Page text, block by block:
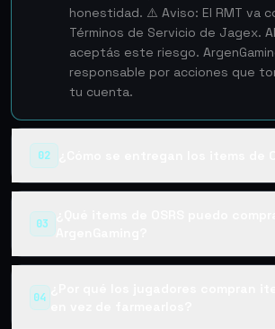
honestidad. ⚠️ Aviso: El RMT va
Términos de Servicio de Jagex.
aceptás este riesgo.
responsable por acciones que
tu cuenta.
02
03
¿Qué items de OSRS puedo
ArgenGaming?
04
¿Por qué los jugadores compran
en vez de farmearlos?